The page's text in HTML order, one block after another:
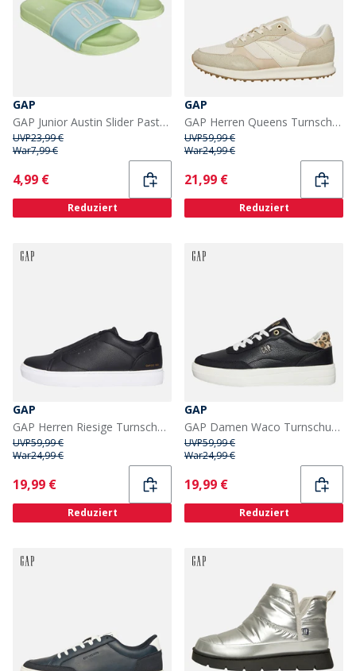
GAP
GAP Junior Austin Slider Pastel Green Santorini
UVP23,99 €
War7,99 €
Current
4,99 €
Reduziert
GAP
GAP Herren Queens Turnschuhe Sand
UVP59,99 €
War24,99 €
Current
21,99 €
Reduziert
GAP
GAP Herren Riesige Turnschuhe Schwarz
UVP59,99 €
War24,99 €
Current
19,99 €
Reduziert
GAP
GAP Damen Waco Turnschuhe Black Leopard
UVP59,99 €
War24,99 €
Current
19,99 €
Reduziert